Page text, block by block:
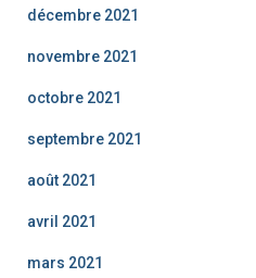
décembre 2021
novembre 2021
octobre 2021
septembre 2021
août 2021
avril 2021
mars 2021